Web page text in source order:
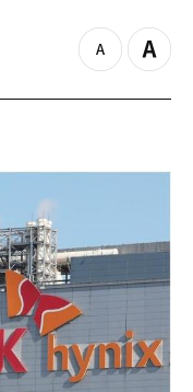
z
o
Z
o